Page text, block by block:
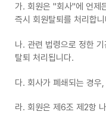
가. 회원은 "회사"에 언제
즉시 회원탈퇴를 처리합
나. 관련 법령으로 정한
탈퇴 처리됩니다.
다. 회사가 폐쇄되는 경우
라. 회원은 제6조 제2항